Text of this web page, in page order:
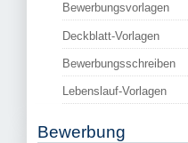
Bewerbungsvorlagen
Deckblatt-Vorlagen
Bewerbungsschreiben
Lebenslauf-Vorlagen
Bewerbung